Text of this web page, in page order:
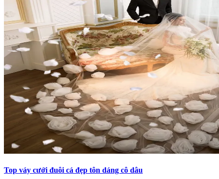
Top váy cưới đuôi cá đẹp tôn dáng cô dâu